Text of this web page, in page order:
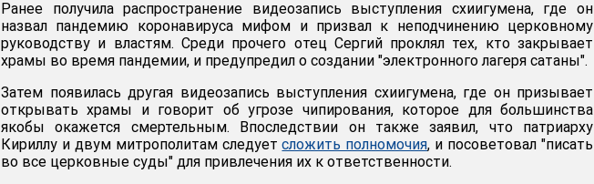
Ранее получила распространение видеозапись выступления схиигумена, где он
назвал пандемию коронавируса мифом и призвал к неподчинению церковному
руководству и властям. Среди прочего отец Сергий проклял тех, кто закрывает
храмы во время пандемии, и предупредил о создании "электронного лагеря сатаны".
Затем появилась другая видеозапись выступления схиигумена, где он призывает
открывать храмы и говорит об угрозе чипирования, которое для большинства
якобы окажется смертельным. Впоследствии он также заявил, что патриарху
Кириллу и двум митрополитам следуетсложить полномочия, и посоветовал "писать
во все церковные суды" для привлечения их к ответственности.